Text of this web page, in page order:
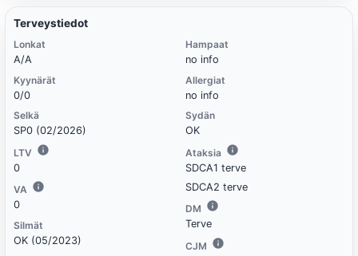
Terveystiedot
Lonkat
A/A
Kyynärät
0/0
Selkä
SP0 (02/2026)
LTV
0
VA
0
Silmät
OK (05/2023)
Hampaat
no info
Allergiat
no info
Sydän
OK
Ataksia
SDCA1 terve
SDCA2 terve
DM
Terve
CJM